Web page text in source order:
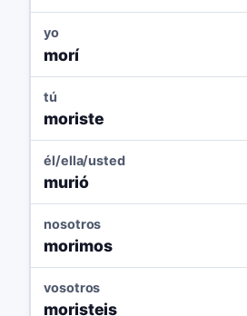
yo
morí
tú
moriste
él/ella/usted
murió
nosotros
morimos
vosotros
moristeis